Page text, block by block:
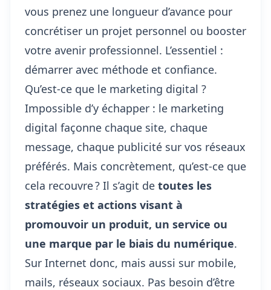
vous prenez une longueur d’avance pour
concrétiser un projet personnel ou booster
votre avenir professionnel. L’essentiel :
démarrer avec méthode et confiance.
Qu’est-ce que le marketing digital ?
Impossible d’y échapper : le marketing
digital façonne chaque site, chaque
message, chaque publicité sur vos réseaux
préférés. Mais concrètement, qu’est-ce que
cela recouvre ? Il s’agit de toutes les
stratégies et actions visant à
promouvoir un produit, un service ou
une marque par le biais du numérique.
Sur Internet donc, mais aussi sur mobile,
mails, réseaux sociaux. Pas besoin d’être